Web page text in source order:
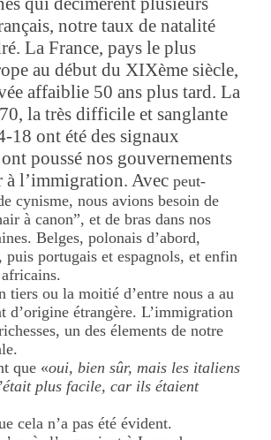
notre taux de natalité
La France, pays le plus
au début du XIXème siècle,
affaiblie 50 ans plus tard. La
la très difficile et sanglante
18 ont été des signaux
poussé nos gouvernements
à l’immigration. Avecpeut-
cynisme, nous avions besoin de
à canon”, et de bras dans nos
Belges, polonais d’abord,
puis portugais et espagnols, et enfin
tiers ou la moitié d’entre nous a au
d’origine étrangère. L’immigration
un des élements de notre
que «oui, bien sûr, mais les italiens
plus facile, car ils étaient
cela n’a pas été évident.